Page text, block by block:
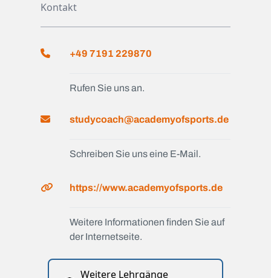
Kontakt
+49 7191 229870
Rufen Sie uns an.
studycoach@academyofsports.de
Schreiben Sie uns eine E-Mail.
https://www.academyofsports.de
Weitere Informationen finden Sie auf
der Internetseite.
Weitere Lehrgänge